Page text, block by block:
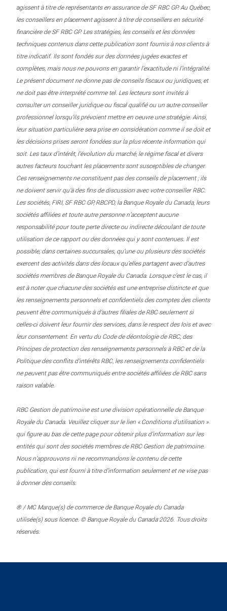
agissent à titre de représentants en assurance de SF RBC GP. Au Québec,
les conseillers en placement agissent à titre de conseillers en sécurité
financière de SF RBC GP. Les stratégies, les conseils et les données
techniques contenus dans cette publication sont fournis à nos clients à
titre indicatif. Ils sont fondés sur des données jugées exactes et
complètes, mais nous ne pouvons en garantir l’exactitude ni l’intégralité.
Le présent document ne donne pas de conseils fiscaux ou juridiques, et
ne doit pas être interprété comme tel. Les lecteurs sont invités à
consulter un conseiller juridique ou fiscal qualifié ou un autre conseiller
professionnel lorsqu’ils prévoient mettre en oeuvre une stratégie. Ainsi,
leur situation particulière sera prise en considération comme il se doit et
les décisions prises seront fondées sur la plus récente information qui
soit. Les taux d’intérêt, l’évolution du marché, le régime fiscal et divers
autres facteurs touchant les placements sont susceptibles de changer.
Ces renseignements ne constituent pas des conseils de placement ; ils
ne doivent servir qu’à des fins de discussion avec votre conseiller RBC.
Les sociétés, FIRI, SF RBC GP, RBCPD, la Banque Royale du Canada, leurs
sociétés affiliées et toute autre personne n’acceptent aucune
responsabilité pour toute perte directe ou indirecte découlant de toute
utilisation de ce rapport ou des données qui y sont contenues. Il est
possible, dans certaines succursales, qu’une ou plusieurs des sociétés
exercent des activités dans des locaux qu’elles partagent avec d’autres
sociétés membres de Banque Royale du Canada. Lorsque c’est le cas, il
est à noter que chacune des sociétés est une entreprise distincte et que
les renseignements personnels et confidentiels des comptes des clients
peuvent être communiqués à d’autres filiales de RBC seulement si
celles-ci doivent leur fournir des services, dans le respect des lois et avec
leur consentement. En vertu du Code de déontologie de RBC, des
Principes de protection des renseignements personnels à RBC et de la
Politique des conflits d’intérêts RBC, les renseignements confidentiels
ne peuvent pas être communiqués entre sociétés affiliées de RBC sans
raison valable.
RBC Gestion de patrimoine est une division opérationnelle de Banque
Royale du Canada. Veuillez cliquer sur le lien « Conditions d’utilisation »
qui figure au bas de cette page pour obtenir plus d’information sur les
entités qui sont des sociétés membres de RBC Gestion de patrimoine.
Nous n’approuvons ni ne recommandons le contenu de cette
publication, qui est fourni à titre d’information seulement et ne vise pas
à donner des conseils.
® / MC Marque(s) de commerce de Banque Royale du Canada
utilisée(s) sous licence. © Banque Royale du Canada 2026. Tous droits
réservés.